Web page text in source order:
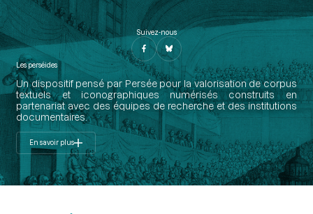
Suivez-nous
Les perséides
Un dispositif pensé par Persée pour la valorisation de corpus
textuels et iconographiques numérisés construits en
partenariat avec des équipes de recherche et des institutions
documentaires.
En savoir plus